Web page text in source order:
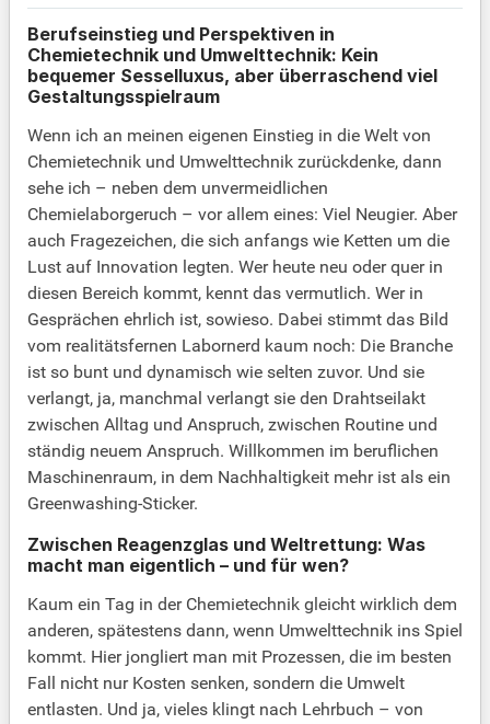
Berufseinstieg und Perspektiven in
Chemietechnik und Umwelttechnik: Kein
bequemer Sesselluxus, aber überraschend viel
Gestaltungsspielraum
Wenn ich an meinen eigenen Einstieg in die Welt von
Chemietechnik und Umwelttechnik zurückdenke, dann
sehe ich – neben dem unvermeidlichen
Chemielaborgeruch – vor allem eines: Viel Neugier. Aber
auch Fragezeichen, die sich anfangs wie Ketten um die
Lust auf Innovation legten. Wer heute neu oder quer in
diesen Bereich kommt, kennt das vermutlich. Wer in
Gesprächen ehrlich ist, sowieso. Dabei stimmt das Bild
vom realitätsfernen Labornerd kaum noch: Die Branche
ist so bunt und dynamisch wie selten zuvor. Und sie
verlangt, ja, manchmal verlangt sie den Drahtseilakt
zwischen Alltag und Anspruch, zwischen Routine und
ständig neuem Anspruch. Willkommen im beruflichen
Maschinenraum, in dem Nachhaltigkeit mehr ist als ein
Greenwashing-Sticker.
Zwischen Reagenzglas und Weltrettung: Was
macht man eigentlich – und für wen?
Kaum ein Tag in der Chemietechnik gleicht wirklich dem
anderen, spätestens dann, wenn Umwelttechnik ins Spiel
kommt. Hier jongliert man mit Prozessen, die im besten
Fall nicht nur Kosten senken, sondern die Umwelt
entlasten. Und ja, vieles klingt nach Lehrbuch – von